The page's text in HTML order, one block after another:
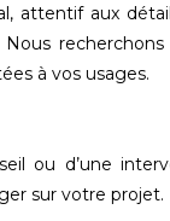
attentif aux
à vos usages.
ou d’une
sur votre projet.